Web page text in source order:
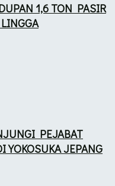
1,6 TON PASIR
PEJABAT
JEPANG